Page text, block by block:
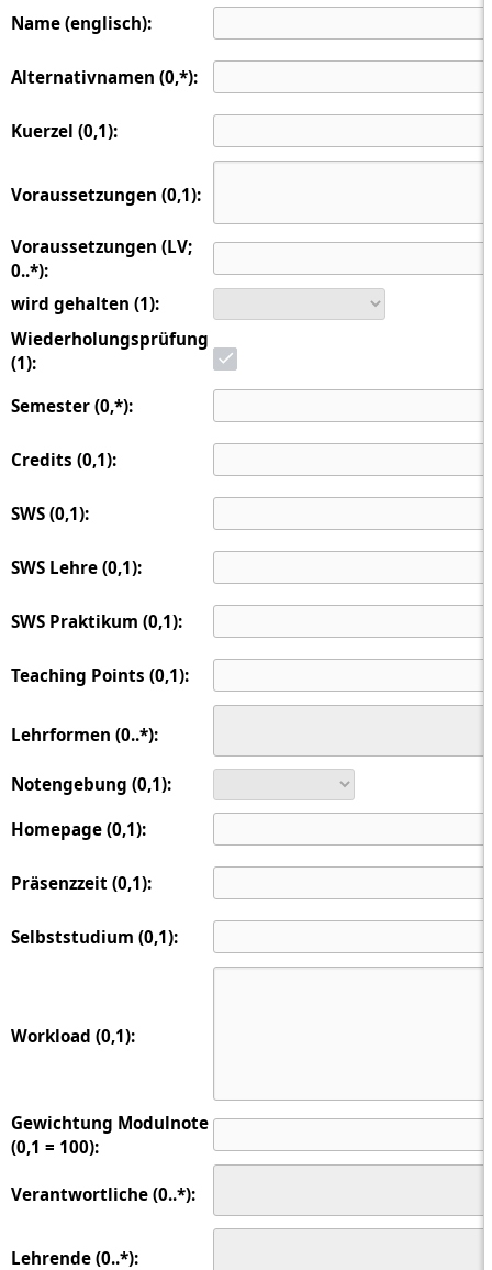
Name (englisch):
Alternativnamen (0,*):
Kuerzel (0,1):
Voraussetzungen (0,1):
Voraussetzungen (LV;
0..*):
wird gehalten (1):
Wiederholungsprüfung
(1):
Semester (0,*):
Credits (0,1):
SWS (0,1):
SWS Lehre (0,1):
SWS Praktikum (0,1):
Teaching Points (0,1):
Lehrformen (0..*):
Notengebung (0,1):
Homepage (0,1):
Präsenzzeit (0,1):
Selbststudium (0,1):
Workload (0,1):
Gewichtung Modulnote
(0,1 = 100):
Verantwortliche (0..*):
Lehrende (0..*):